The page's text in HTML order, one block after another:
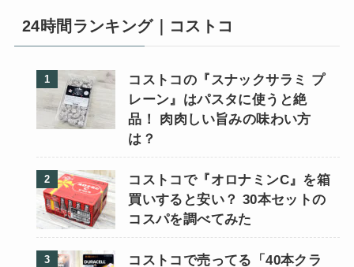
24時間ランキング｜コストコ
コストコの『スナックサラミ プ
レーン』はパスタに使うと絶
品！ 肉肉しい旨みの味わい方
は？
コストコで『オロナミンC』を箱
買いすると安い？ 30本セットの
コスパを調べてみた
コストコで売ってる「40本クラ